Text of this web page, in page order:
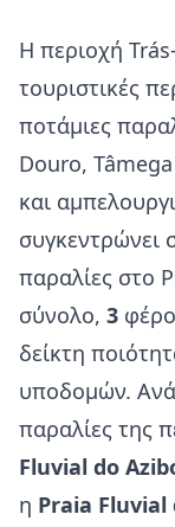
Η περιοχή
τουριστικές
ποτάμιες
Douro,
και
συγκεντρώνει
παραλίες στο
σύνολο, 3
δείκτη
υποδομών.
παραλίες της
Fluvial do
η Praia Fluvial